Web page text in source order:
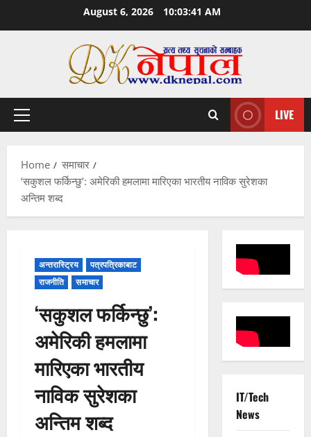
August 6, 2026 10:03:42 AM
Primary
LIVE
Home
समाचार
‘सकुशल फर्किन्छु’: अमेरिकी हमलामा मारिएका भारतीय नाविक सुरेशका
अन्तिम शब्द
अन्तरास्ट्रिय
पत्रपत्रिकाबाट
राजनीति
समाचार
‘सकुशल फर्किन्छु’:
अमेरिकी हमलामा
मारिएका भारतीय
नाविक सुरेशका
अन्तिम शब्द
IT/Tech
News